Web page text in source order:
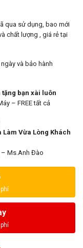
qua sử dụng, bao mới
chất lượng , giá rẻ tại
và bảo hành
bạn xài luôn
– FREE tất cả
Làm Vừa Lòng Khách
– Ms.Anh Đào